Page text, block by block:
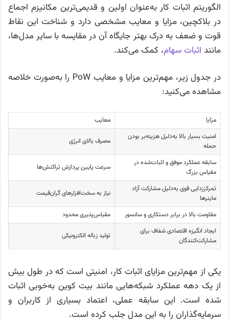
الگوریتم اثبات کار به‌عنوان اولین و قدیمی‌ترین مکانیزم اجماع
در بلاکچین، مزایا و معایب مشخصی دارد و شناخت این نقاط
قوت و ضعف به درک بهتر جایگاه آن در مقایسه با سایر مدل‌ها،
مانند اثبات سهام، کمک می‌کند.
در جدول زیر، مهم‌ترین مزایا و معایب PoW را به‌صورت خلاصه
مشاهده می‌کنید:
مزایا
معایب
امنیت بسیار بالا به‌دلیل هزینه‌بر بودن
حمله
مصرف بالای انرژی
سابقه عملکرد موفق و اثبات‌شده در
مقیاس بزرگ
سرعت پایین پردازش تراکنش‌ها
تمرکززدایی قوی به‌دلیل مشارکت آزاد
ماینرها
نیاز به سخت‌افزارهای گران‌قیمت
مقاومت بالا در برابر دستکاری و سانسور
مقیاس‌پذیری محدود
ایجاد انگیزه اقتصادی شفاف برای
مشارکت‌کنندگان
تولید زباله الکترونیکی
یکی از مهم‌ترین مزایای اثبات کار، امنیتی است که در طول بیش
از یک دهه عملکرد شبکه‌هایی مانند بیت‌ کوین به‌خوبی اثبات
شده است. این سابقه عملی، اعتماد بسیاری از کاربران و
سرمایه‌گذاران را به این مدل جلب کرده است.